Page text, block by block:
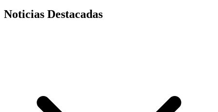
Noticias Destacadas